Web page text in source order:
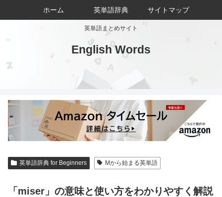
英単語まとめサイト
English Words
ホーム 英単語辞典 サイトマップ
英単語辞典 for Beginners Mから始まる英単語
「miser」の意味と使い方をわかりやすく解説